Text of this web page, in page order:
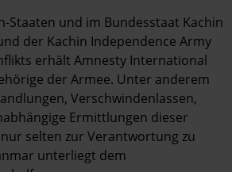
Staaten und im Bundesstaat Kachin
der Kachin Independence Army
erhält Amnesty International
der Armee. Unter anderem
Verschwindenlassen,
Ermittlungen dieser
selten zur Verantwortung zu
unterliegt dem